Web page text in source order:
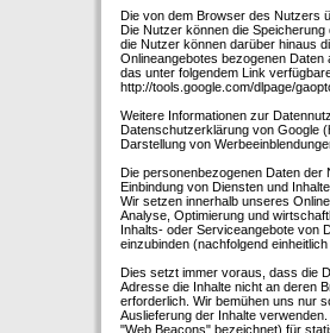
Die von dem Browser des Nutzers
Die Nutzer können die
die Nutzer können darüber hinaus
Onlineangebotes bezogenen
das unter folgendem Link
http://tools.google.com/dlpage/
Weitere Informationen zur
Datenschutzerklärung von Google
Darstellung von
Die personenbezogenen Daten der
Einbindung von Diensten und
Wir setzen innerhalb unseres
Analyse, Optimierung und
Inhalts- oder Serviceangebote von
einzubinden (nachfolgend
Dies setzt immer voraus, dass die
Adresse die Inhalte nicht an deren
erforderlich. Wir bemühen uns nur
Auslieferung der Inhalte
"Web Beacons" bezeichnet) für